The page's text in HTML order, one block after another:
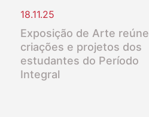
18.11.25
Exposição de Arte reúne
criações e projetos dos
estudantes do Período
Integral